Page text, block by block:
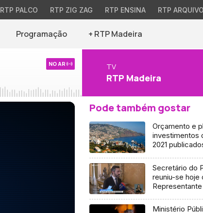
RTP PALCO RTP ZIG ZAG RTP ENSINA RTP
Programação + RTP Madeira
NO AR TV
RTP Madeira
Pode também gostar
Orçamento e
investimentos
2021
Secretário do
reuniu-se hoje
Ministério